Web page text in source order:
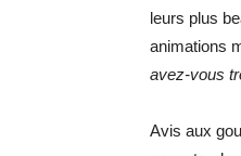
leurs plus
animations
avez-vous
Avis aux